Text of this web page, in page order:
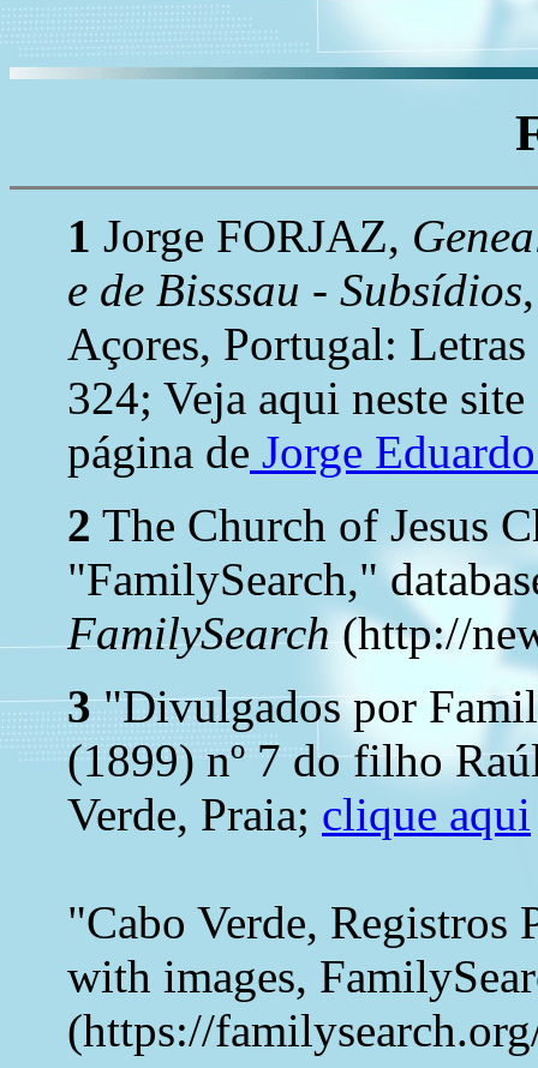
1 Jorge FORJAZ,
e de Bisssau - Subsídios
Açores, Portugal:
324; Veja aqui neste
página de Jorge
2 The Church of Jesus
"FamilySearch,"
FamilySearch(http://
3"Divulgados por
(1899) nº 7 do filho
Verde, Praia; clique aqui
"Cabo Verde, Registros
with images,
(https://